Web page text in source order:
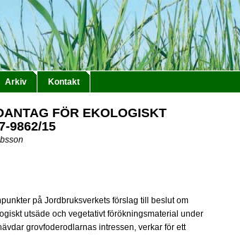
Arkiv Kontakt
FÖR EKOLOGISKT
9862/15
på Jordbruksverkets förslag till beslut om
utsäde och vegetativt förökningsmaterial under
grovfoderodlarnas intressen, verkar för ett